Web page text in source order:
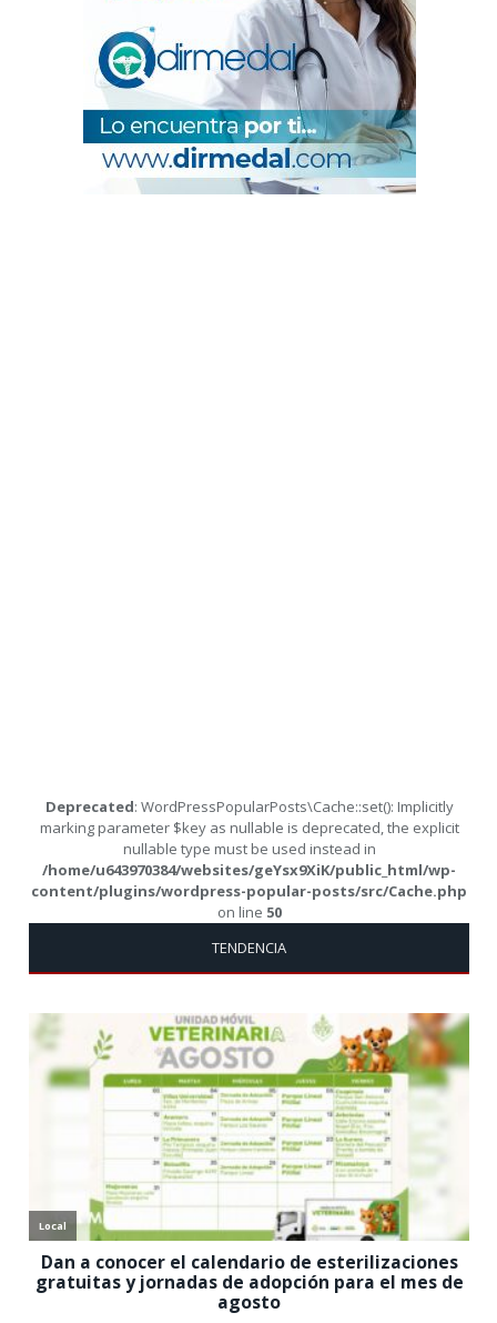
Deprecated: WordPressPopularPosts\Cache::set(): Implicitly
marking parameter $key as nullable is deprecated, the explicit
nullable type must be used instead in
/home/u643970384/websites/geYsx9XiK/public_html/wp-
content/plugins/wordpress-popular-posts/src/Cache.php
on line 50
TENDENCIA